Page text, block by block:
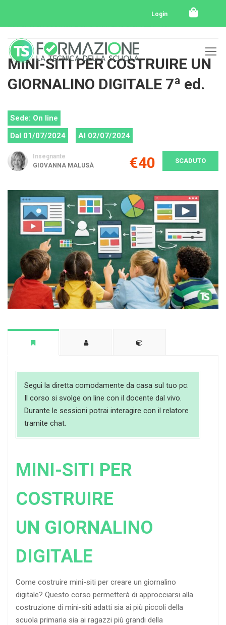
Login
MINI-SITI PER COSTRUIRE UN GIORNALINO DIGITALE 7ª ed.
MINI-SITI PER COSTRUIRE UN
GIORNALINO DIGITALE 7ª ed.
Sede: On line
Dal 01/07/2024
Al 02/07/2024
Insegnante
GIOVANNA MALUSÀ
€40 SCADUTO
Segui la diretta comodamente da casa sul tuo pc.
Il corso si svolge on line con il docente dal vivo.
Durante le sessioni potrai interagire con il relatore
tramite chat.
MINI-SITI PER
COSTRUIRE
UN GIORNALINO
DIGITALE
Come costruire mini-siti per creare un giornalino
digitale? Questo corso permetterà di approcciarsi alla
costruzione di mini-siti adatti sia ai più piccoli della
scuola primaria sia ai ragazzi più grandi della